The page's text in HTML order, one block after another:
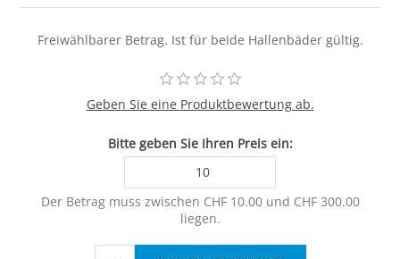
Freiwählbarer Betrag. Ist für beide Hallenbäder gültig.
Geben Sie eine Produktbewertung ab.
Bitte geben Sie Ihren Preis ein:
Der Betrag muss zwischen CHF 10.00 und CHF 300.00
liegen.